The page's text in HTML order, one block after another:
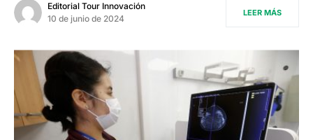
Editorial Tour Innovación
10 de junio de 2024
LEER MÁS